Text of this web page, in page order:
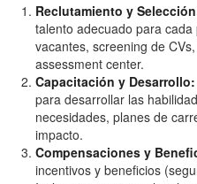
Reclutamiento y
talento adecuado para
vacantes, screening de
assessment center.
Capacitación y Desarrollo:
para desarrollar las
necesidades, planes de
impacto.
Compensaciones y
incentivos y beneficios